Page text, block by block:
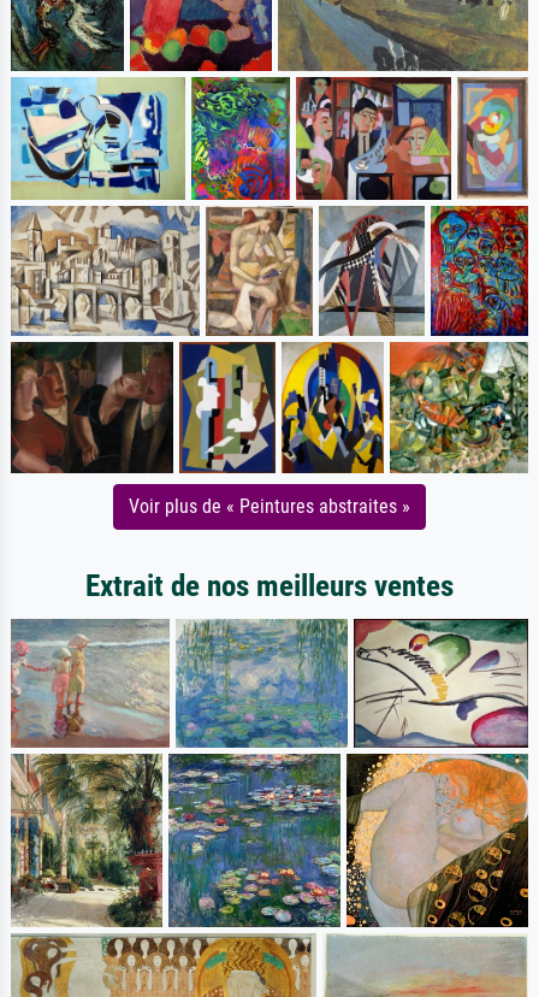
Voir plus de « Peintures abstraites »
Extrait de nos meilleurs ventes